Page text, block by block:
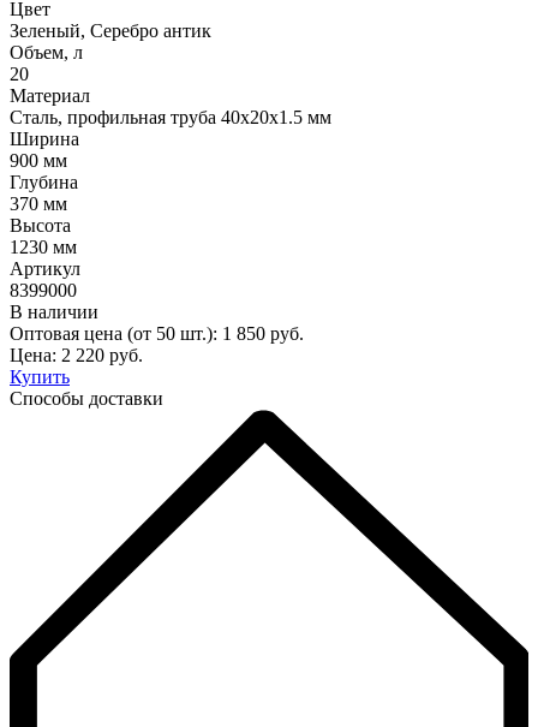
Цвет
Зеленый, Серебро антик
Объем, л
20
Материал
Сталь, профильная труба 40х20х1.5 мм
Ширина
900 мм
Глубина
370 мм
Высота
1230 мм
Артикул
8399000
В наличии
Оптовая цена (от 50 шт.): 1 850 руб.
Цена: 2 220 руб.
Купить
Способы доставки